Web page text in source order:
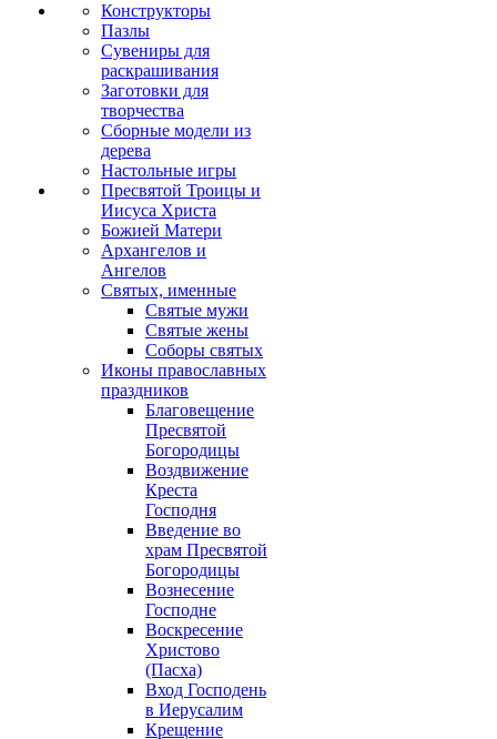
Конструкторы
Пазлы
Сувениры для
раскрашивания
Заготовки для
творчества
Сборные модели из
дерева
Настольные игры
Пресвятой Троицы и
Иисуса Христа
Божией Матери
Архангелов и
Ангелов
Святых, именные
Святые мужи
Святые жены
Соборы святых
Иконы православных
праздников
Благовещение
Пресвятой
Богородицы
Воздвижение
Креста
Господня
Введение во
храм Пресвятой
Богородицы
Вознесение
Господне
Воскресение
Христово
(Пасха)
Вход Господень
в Иерусалим
Крещение